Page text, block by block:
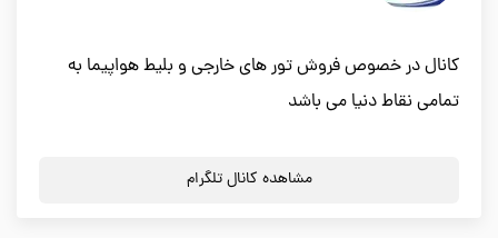
کانال در خصوص فروش تور های خارجی و بلیط هواپیما به
تمامی نقاط دنیا می باشد
مشاهده کانال تلگرام